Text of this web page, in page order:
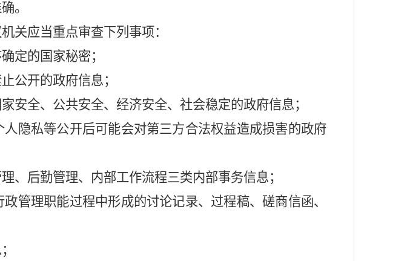
。
关应当重点审查下列事项：
定的国家秘密；
公开的政府信息；
安全、公共安全、经济安全、社会稳定的政府信息；
隐私等公开后可能会对第三方合法权益造成损害的政府
、后勤管理、内部工作流程三类内部事务信息；
管理职能过程中形成的讨论记录、过程稿、磋商信函、